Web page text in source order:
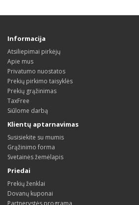
Informacija
Atsiliepimai pirkėjų
Apie mus
Privatumo nuostatos
Prekių pirkimo taisyklės
Prekių grąžinimas
TaxFree
Siūlome darbą
Klientų aptarnavimas
Susisiekite su mumis
Grąžinimo forma
Svetainės žemėlapis
Priedai
Prekių ženklai
Dovanų kuponai
Partnerystės programa